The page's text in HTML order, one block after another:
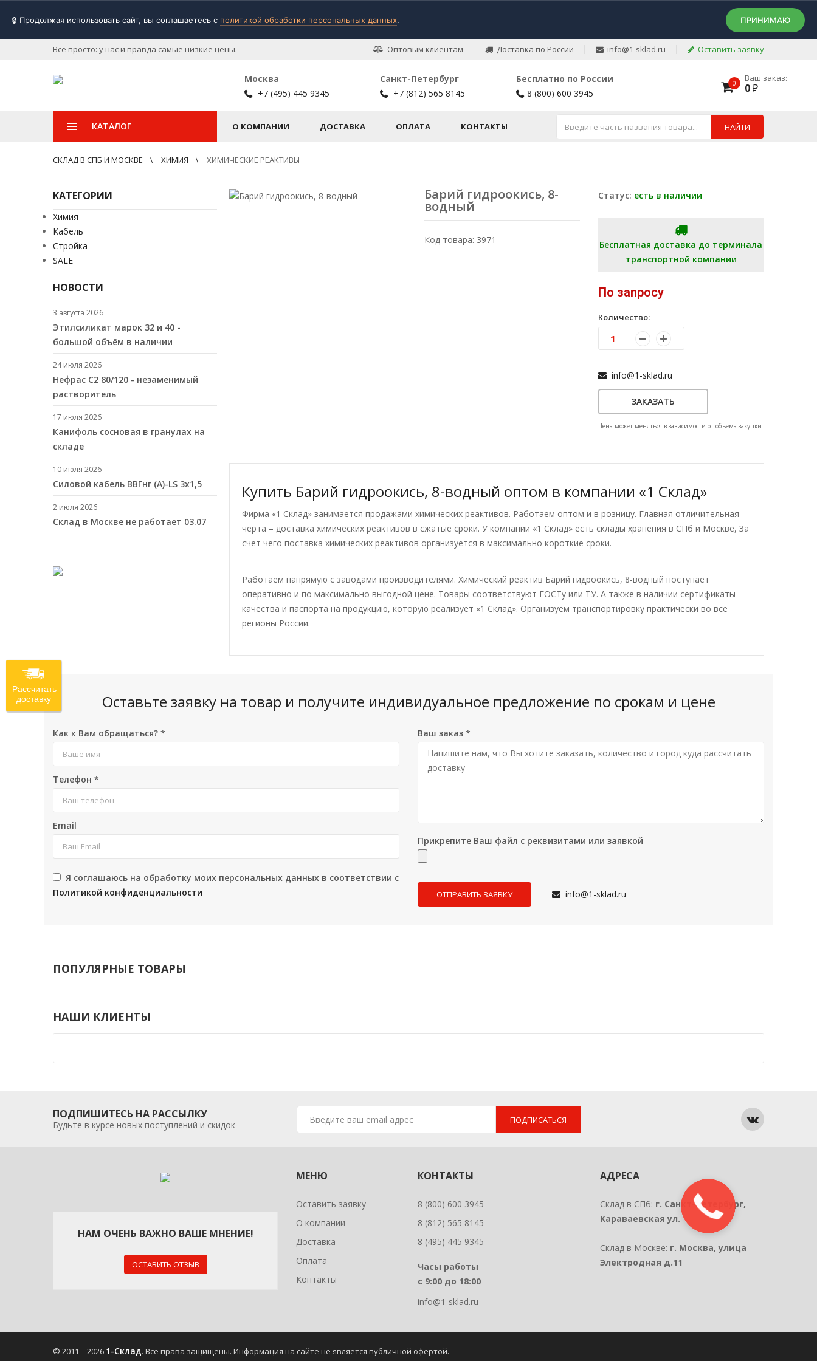
🔒 Продолжая использовать сайт, вы соглашаетесь с политикой обработки персональных данных. ПРИНИМАЮ
Всё просто: у нас и правда самые низкие цены. Оптовым клиентам Доставка по России info@1-sklad.ru Оставить заявку
Москва
+7 (495) 445 9345
Санкт-Петербург
+7 (812) 565 8145
Бесплатно по России
8 (800) 600 3945
0 Ваш заказ:
0₽
КАТАЛОГ О КОМПАНИИ ДОСТАВКА ОПЛАТА КОНТАКТЫ НАЙТИ
СКЛАД В СПБ И МОСКВЕ ХИМИЯ ХИМИЧЕСКИЕ РЕАКТИВЫ
Барий гидроокись, 8-
водный
Код товара: 3971
Статус: есть в наличии
Бесплатная доставка до терминала
транспортной компании
По запросу
Количество:
info@1-sklad.ru
ЗАКАЗАТЬ
Цена может меняться в зависимости от объема закупки
Купить Барий гидроокись, 8-водный оптом в компании «1 Склад»
Фирма «1 Склад» занимается продажами химических реактивов. Работаем оптом и в розницу. Главная отличительная
черта – доставка химических реактивов в сжатые сроки. У компании «1 Склад» есть склады хранения в СПб и Москве, За
счет чего поставка химических реактивов организуется в максимально короткие сроки.
Работаем напрямую с заводами производителями. Химический реактив Барий гидроокись, 8-водный поступает
оперативно и по максимально выгодной цене. Товары соответствуют ГОСТу или ТУ. А также в наличии сертификаты
качества и паспорта на продукцию, которую реализует «1 Склад». Организуем транспортировку практически во все
регионы России.
КАТЕГОРИИ
Химия
Кабель
Стройка
SALE
НОВОСТИ
3 августа 2026
Этилсиликат марок 32 и 40 -
большой объём в наличии
24 июля 2026
Нефрас С2 80/120 - незаменимый
растворитель
17 июля 2026
Канифоль сосновая в гранулах на
складе
10 июля 2026
Cиловой кабель ВВГнг (A)-LS 3х1,5
2 июля 2026
Склад в Москве не работает 03.07
Оставьте заявку на товар и получите индивидуальное предложение по срокам и цене
Как к Вам обращаться? *
Телефон *
Email
Я соглашаюсь на обработку моих персональных данных в соответствии с
Политикой конфиденциальности
Ваш заказ *
Прикрепите Ваш файл с реквизитами или заявкой
info@1-sklad.ru
ПОПУЛЯРНЫЕ ТОВАРЫ
НАШИ КЛИЕНТЫ
ПОДПИШИТЕСЬ НА РАССЫЛКУ
Будьте в курсе новых поступлений и скидок ПОДПИСАТЬСЯ
НАМ ОЧЕНЬ ВАЖНО ВАШЕ МНЕНИЕ!
ОСТАВИТЬ ОТЗЫВ
МЕНЮ
Оставить заявку
О компании
Доставка
Оплата
Контакты
КОНТАКТЫ
8 (800) 600 3945
8 (812) 565 8145
8 (495) 445 9345
Часы работы
с 9:00 до 18:00
info@1-sklad.ru
АДРЕСА
Склад в СПб: г. Санкт-Петербург,
Караваевская ул.
Склад в Москве: г. Москва, улица
Электродная д.11
© 2011 – 2026 1-Склад. Все права защищены. Информация на сайте не является публичной офертой.
Рассчитать
доставку